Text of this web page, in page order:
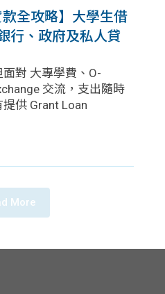
款全攻略】大學生借
行、政府及私人貸
對 大專學費、O-
交流，支出隨時
供 Grant Loan
More